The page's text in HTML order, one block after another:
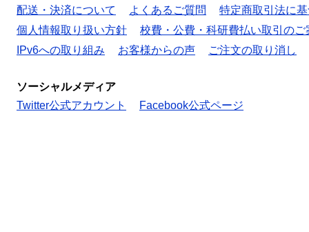
配送・決済について よくあるご質問
特定商取引法に
個人情報取り扱い方針
校費・公費・科研費払い取引のご
IPv6への取り組み
お客様からの声 ご注文の取り消し
ソーシャルメディア
Twitter公式アカウント
Facebook公式ページ